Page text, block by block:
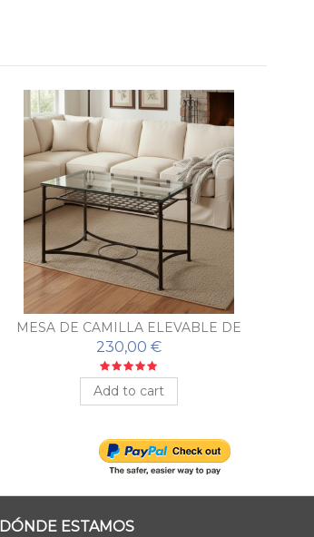
MESA DE CAMILLA ELEVABLE DE
FORJA SEVILLA CON REJILLA
230,00 €
Add to cart
DÓNDE ESTAMOS